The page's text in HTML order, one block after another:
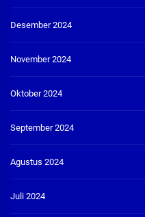
Desember 2024
November 2024
Oktober 2024
September 2024
Agustus 2024
Juli 2024